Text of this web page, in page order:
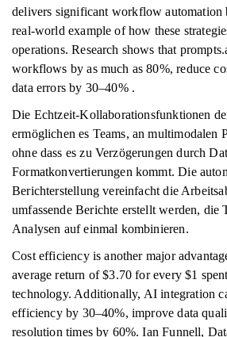
delivers significant workflow automation
real-world example of how these
operations. Research shows that
workflows by as much as 80%, reduce
data errors by 30–40% .
Die Echtzeit-Kollaborationsfunktionen
ermöglichen es Teams, an multimodalen
ohne dass es zu Verzögerungen durch
Formatkonvertierungen kommt. Die
Berichterstellung vereinfacht die
umfassende Berichte erstellt werden, die
Analysen auf einmal kombinieren.
Cost efficiency is another major
average return of $3.70 for every $1
technology. Additionally, AI integration
efficiency by 30–40%, improve data
resolution times by 60%. Ian Funnell,